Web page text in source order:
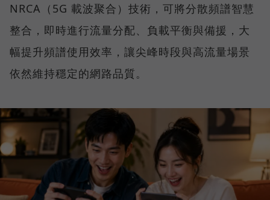
NRCA（5G 載波聚合）技術，可將分散頻譜智慧
整合，即時進行流量分配、負載平衡與備援，大
幅提升頻譜使用效率，讓尖峰時段與高流量場景
依然維持穩定的網路品質。